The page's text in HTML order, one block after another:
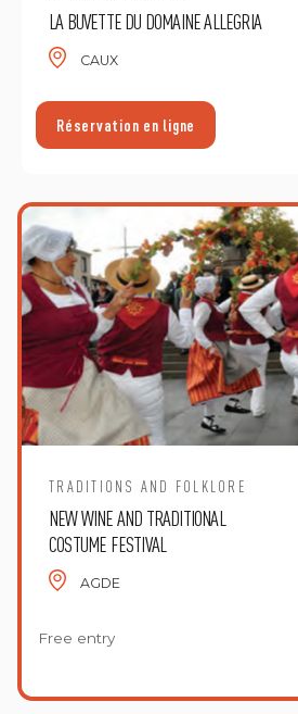
LA BUVETTE DU DOMAINE ALLEGRIA
CAUX
Réservation en ligne
TRADITIONS AND FOLKLORE
NEW WINE AND TRADITIONAL
COSTUME FESTIVAL
AGDE
Free entry